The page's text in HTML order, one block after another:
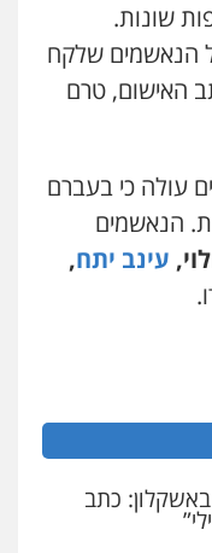
שונות.
הנאשמים שלקח
האישום, טרם
עולה כי בעברם
הנאשמים
עינב יתח,
כתב
צבאי
לבן תעבורה
מעצרים וחקירות